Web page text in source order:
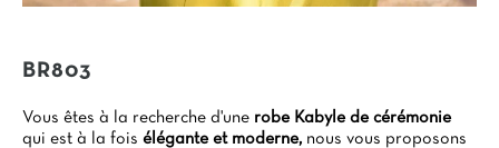
BR803
Vous êtes à la recherche d'une robe Kabyle de cérémonie
qui est à la fois élégante et moderne, nous vous proposons